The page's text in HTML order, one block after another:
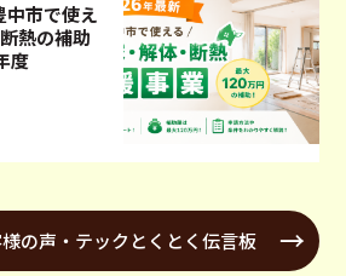
中市で使え
熱の補助
度
の声・テックとくとく伝言板